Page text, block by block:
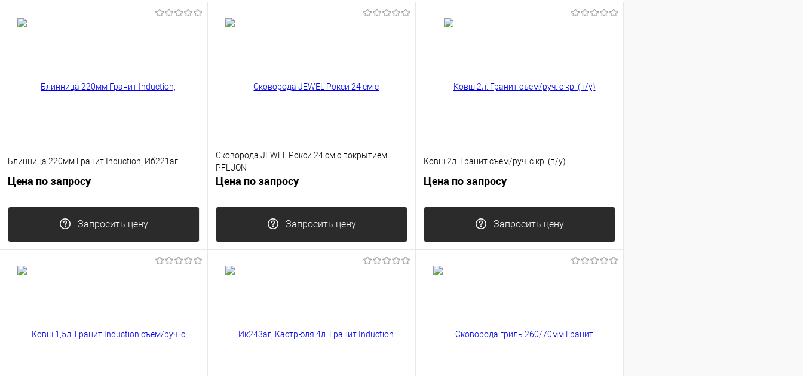
Блинница 220мм Гранит Induction, Иб221аг
Цена по запросу
Запросить цену
Сковорода JEWEL Рокси 24 см с покрытием
PFLUON
Цена по запросу
Запросить цену
Ковш 2л. Гранит съем/руч. с кр. (п/у)
Цена по запросу
Запросить цену